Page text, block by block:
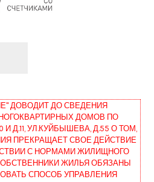
ДОВОДИТ ДО СВЕДЕНИЯ
ДОМОВ ПО
И Д.11, УЛ.КУЙБЫШЕВА, Д.55 О ТОМ,
ПРЕКРАЩАЕТ СВОЕ ДЕЙСТВИЕ
С НОРМАМИ ЖИЛИЩНОГО
ЖИЛЬЯ ОБЯЗАНЫ
СПОСОБ УПРАВЛЕНИЯ